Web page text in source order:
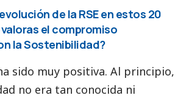
de la RSE en estos 20
el compromiso
la Sostenibilidad?
sido muy positiva. Al principio,
no era tan conocida ni